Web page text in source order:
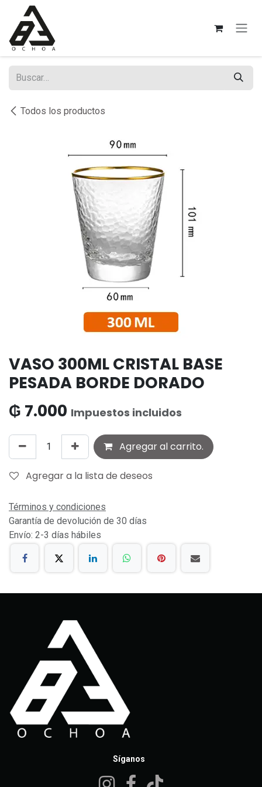
Ir al contenido
Todos los productos
VASO 300ML CRISTAL BASE
PESADA BORDE DORADO
₲ 7.000 Impuestos incluidos
Agregar al carrito.
Agregar a la lista de deseos
Términos y condiciones
Garantía de devolución de 30 días
Envío: 2-3 días hábiles
Síganos